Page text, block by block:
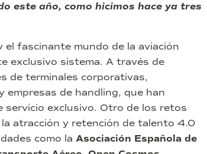
este año, como hicimos hace ya tres
fascinante mundo de la aviación
exclusivo sistema. A través de
de terminales corporativas,
de handling, que han
servicio exclusivo. Otro de los retos
atracción y retención de talento 4.0
como la Asociación Española de